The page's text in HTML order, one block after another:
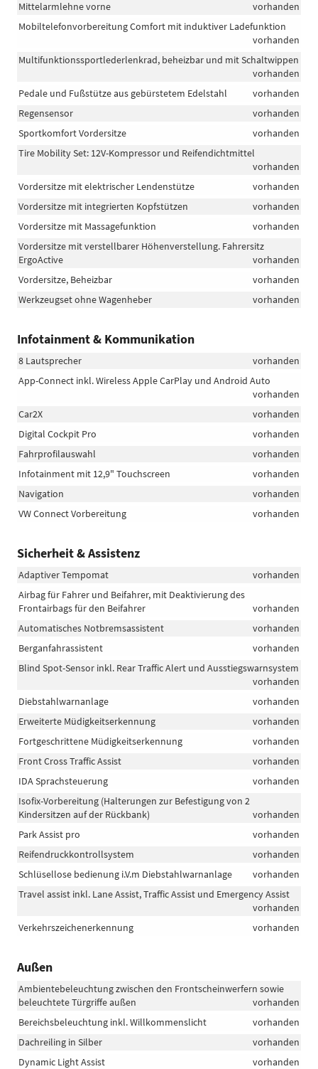
Mittelarmlehne vorne
vorhanden
Mobiltelefonvorbereitung Comfort mit induktiver Ladefunktion
vorhanden
Multifunktionssportlederlenkrad, beheizbar und mit Schaltwippen
vorhanden
Pedale und Fußstütze aus gebürstetem Edelstahl
vorhanden
Regensensor
vorhanden
Sportkomfort Vordersitze
vorhanden
Tire Mobility Set: 12V-Kompressor und Reifendichtmittel
vorhanden
Vordersitze mit elektrischer Lendenstütze
vorhanden
Vordersitze mit integrierten Kopfstützen
vorhanden
Vordersitze mit Massagefunktion
vorhanden
Vordersitze mit verstellbarer Höhenverstellung. Fahrersitz
ErgoActive
vorhanden
Vordersitze, Beheizbar
vorhanden
Werkzeugset ohne Wagenheber
vorhanden
Infotainment & Kommunikation
8 Lautsprecher
vorhanden
App-Connect inkl. Wireless Apple CarPlay und Android Auto
vorhanden
Car2X
vorhanden
Digital Cockpit Pro
vorhanden
Fahrprofilauswahl
vorhanden
Infotainment mit 12,9" Touchscreen
vorhanden
Navigation
vorhanden
VW Connect Vorbereitung
vorhanden
Sicherheit & Assistenz
Adaptiver Tempomat
vorhanden
Airbag für Fahrer und Beifahrer, mit Deaktivierung des
Frontairbags für den Beifahrer
vorhanden
Automatisches Notbremsassistent
vorhanden
Berganfahrassistent
vorhanden
Blind Spot-Sensor inkl. Rear Traffic Alert und Ausstiegswarnsystem
vorhanden
Diebstahlwarnanlage
vorhanden
Erweiterte Müdigkeitserkennung
vorhanden
Fortgeschrittene Müdigkeitserkennung
vorhanden
Front Cross Traffic Assist
vorhanden
IDA Sprachsteuerung
vorhanden
Isofix-Vorbereitung (Halterungen zur Befestigung von 2
Kindersitzen auf der Rückbank)
vorhanden
Park Assist pro
vorhanden
Reifendruckkontrollsystem
vorhanden
Schlüsellose bedienung i.V.m Diebstahlwarnanlage
vorhanden
Travel assist inkl. Lane Assist, Traffic Assist und Emergency Assist
vorhanden
Verkehrszeichenerkennung
vorhanden
Außen
Ambientebeleuchtung zwischen den Frontscheinwerfern sowie
beleuchtete Türgriffe außen
vorhanden
Bereichsbeleuchtung inkl. Willkommenslicht
vorhanden
Dachreiling in Silber
vorhanden
Dynamic Light Assist
vorhanden